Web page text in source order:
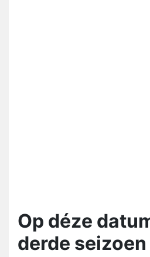
Op déze
derde